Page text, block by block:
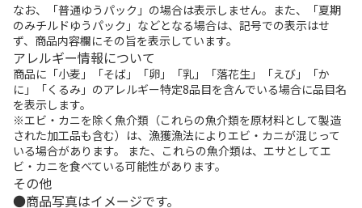
なお、「普通ゆうパック」の場合は表示しません。また、「夏期
のみチルドゆうパック」などとなる場合は、記号での表示はせ
ず、商品内容欄にその旨を表示しています。
アレルギー情報について
商品に「小麦」「そば」「卵」「乳」「落花生」「えび」「か
に」「くるみ」のアレルギー特定8品目を含んでいる場合に品目名
を表示します。
※エビ・カニを除く魚介類（これらの魚介類を原材料として製造
された加工品も含む）は、漁獲漁法によりエビ・カニが混じって
いる場合があります。 また、これらの魚介類は、エサとしてエ
ビ・カニを食べている可能性があります。
その他
商品写真はイメージです。